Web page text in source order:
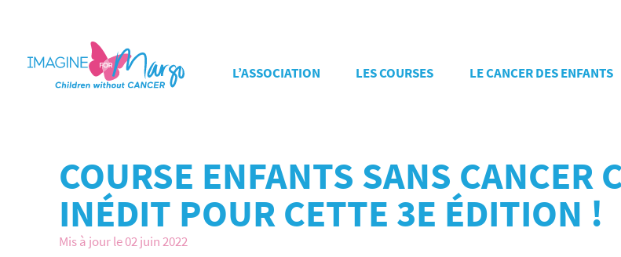
L’ASSOCIATION LES COURSES LE CANCER DES ENFANTS
COURSE ENFANTS SANS CANCER
INÉDIT POUR CETTE 3E ÉDITION !
Mis à jour le 02 juin 2022